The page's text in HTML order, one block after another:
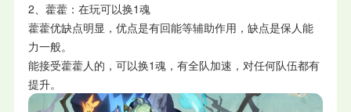
2、藿藿：在玩可以换1魂
藿藿优缺点明显，优点是有回能等辅助作用，缺点是保人能
力一般。
能接受藿藿人的，可以换1魂，有全队加速，对任何队伍都有
提升。